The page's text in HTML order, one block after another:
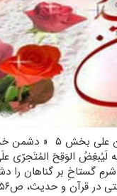
احادیث
لَیُبغِضُ الوَقِحَ المُتَجرّی
گستاخِ بر گناهان را